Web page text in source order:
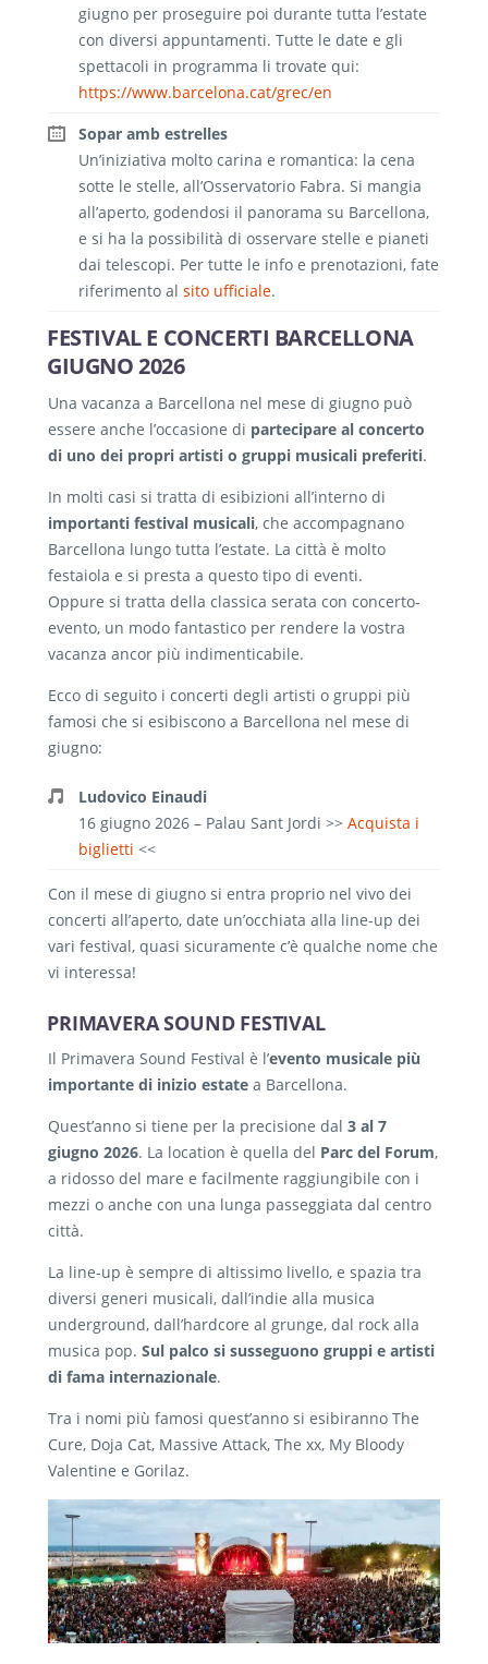
giugno per proseguire poi durante tutta l’estate
con diversi appuntamenti. Tutte le date e gli
spettacoli in programma li trovate qui:
https://www.barcelona.cat/grec/en
Sopar amb estrelles
Un’iniziativa molto carina e romantica: la cena
sotte le stelle, all’Osservatorio Fabra. Si mangia
all’aperto, godendosi il panorama su Barcellona,
e si ha la possibilità di osservare stelle e pianeti
dai telescopi. Per tutte le info e prenotazioni, fate
riferimento al sito ufficiale.
FESTIVAL E CONCERTI BARCELLONA
GIUGNO 2026
Una vacanza a Barcellona nel mese di giugno può
essere anche l’occasione di partecipare al concerto
di uno dei propri artisti o gruppi musicali preferiti.
In molti casi si tratta di esibizioni all’interno di
importanti festival musicali, che accompagnano
Barcellona lungo tutta l’estate. La città è molto
festaiola e si presta a questo tipo di eventi.
Oppure si tratta della classica serata con concerto-
evento, un modo fantastico per rendere la vostra
vacanza ancor più indimenticabile.
Ecco di seguito i concerti degli artisti o gruppi più
famosi che si esibiscono a Barcellona nel mese di
giugno:
Ludovico Einaudi
16 giugno 2026 – Palau Sant Jordi >> Acquista i
biglietti <<
Con il mese di giugno si entra proprio nel vivo dei
concerti all’aperto, date un’occhiata alla line-up dei
vari festival, quasi sicuramente c’è qualche nome che
vi interessa!
PRIMAVERA SOUND FESTIVAL
Il Primavera Sound Festival è l’evento musicale più
importante di inizio estate a Barcellona.
Quest’anno si tiene per la precisione dal 3 al 7
giugno 2026. La location è quella del Parc del Forum,
a ridosso del mare e facilmente raggiungibile con i
mezzi o anche con una lunga passeggiata dal centro
città.
La line-up è sempre di altissimo livello, e spazia tra
diversi generi musicali, dall’indie alla musica
underground, dall’hardcore al grunge, dal rock alla
musica pop. Sul palco si susseguono gruppi e artisti
di fama internazionale.
Tra i nomi più famosi quest’anno si esibiranno The
Cure, Doja Cat, Massive Attack, The xx, My Bloody
Valentine e Gorilaz.